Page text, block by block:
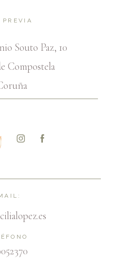
PREVIA
Souto Paz, 10
Compostela